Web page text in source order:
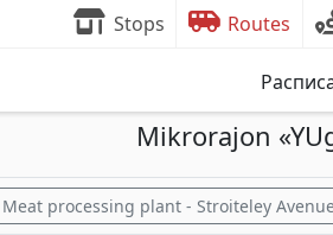
Stops Routes
Mikrorajon
processing plant - Stroiteley